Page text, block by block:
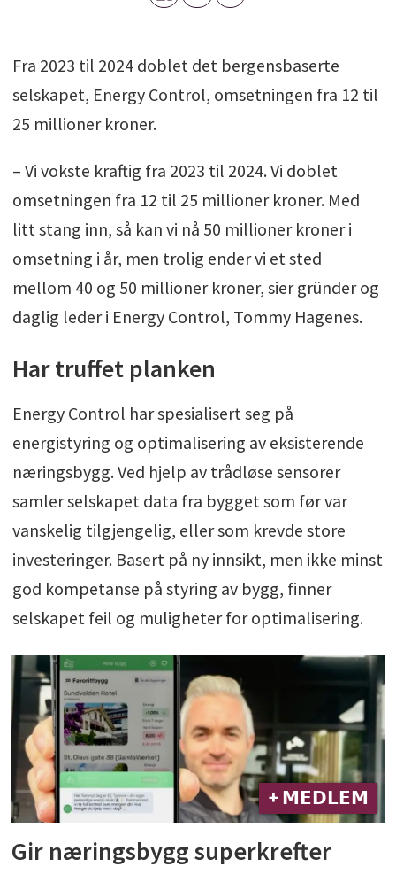
Fra 2023 til 2024 doblet det bergensbaserte
selskapet, Energy Control, omsetningen fra 12 til
25 millioner kroner.
– Vi vokste kraftig fra 2023 til 2024. Vi doblet
omsetningen fra 12 til 25 millioner kroner. Med
litt stang inn, så kan vi nå 50 millioner kroner i
omsetning i år, men trolig ender vi et sted
mellom 40 og 50 millioner kroner, sier gründer og
daglig leder i Energy Control, Tommy Hagenes.
Har truffet planken
Energy Control har spesialisert seg på
energistyring og optimalisering av eksisterende
næringsbygg. Ved hjelp av trådløse sensorer
samler selskapet data fra bygget som før var
vanskelig tilgjengelig, eller som krevde store
investeringer. Basert på ny innsikt, men ikke minst
god kompetanse på styring av bygg, finner
selskapet feil og muligheter for optimalisering.
+ 𝗠𝗘𝗗𝗟𝗘𝗠
Gir næringsbygg superkrefter